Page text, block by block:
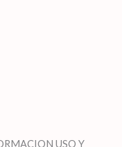
USO Y